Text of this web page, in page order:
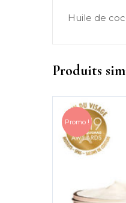
Huile de
Produits
Promo !